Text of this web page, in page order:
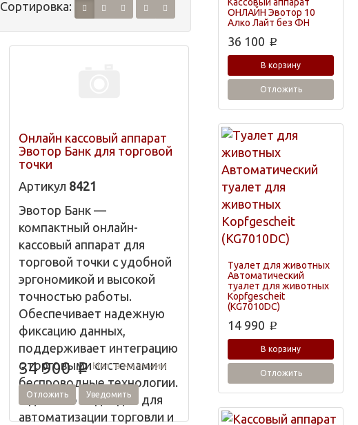
Сортировка:
Онлайн кассовый аппарат
Эвотор Банк для торговой
точки
Артикул 8421
Эвотор Банк —
компактный онлайн-
кассовый аппарат для
торговой точки с удобной
эргономикой и высокой
точностью работы.
Обеспечивает надежную
фиксацию данных,
поддерживает интеграцию
с торговыми системами и
беспроводные технологии.
Идеально подходит для
автоматизации торговли и
34 900p Нет в наличии
Отложить Уведомить
ОНЛАЙН Эвотор 10
Алко Лайт без ФН
36 100 p
В корзину
Отложить
Туалет для животных
Автоматический
туалет для животных
Kopfgescheit
(KG7010DC)
14 990 p
В корзину
Отложить